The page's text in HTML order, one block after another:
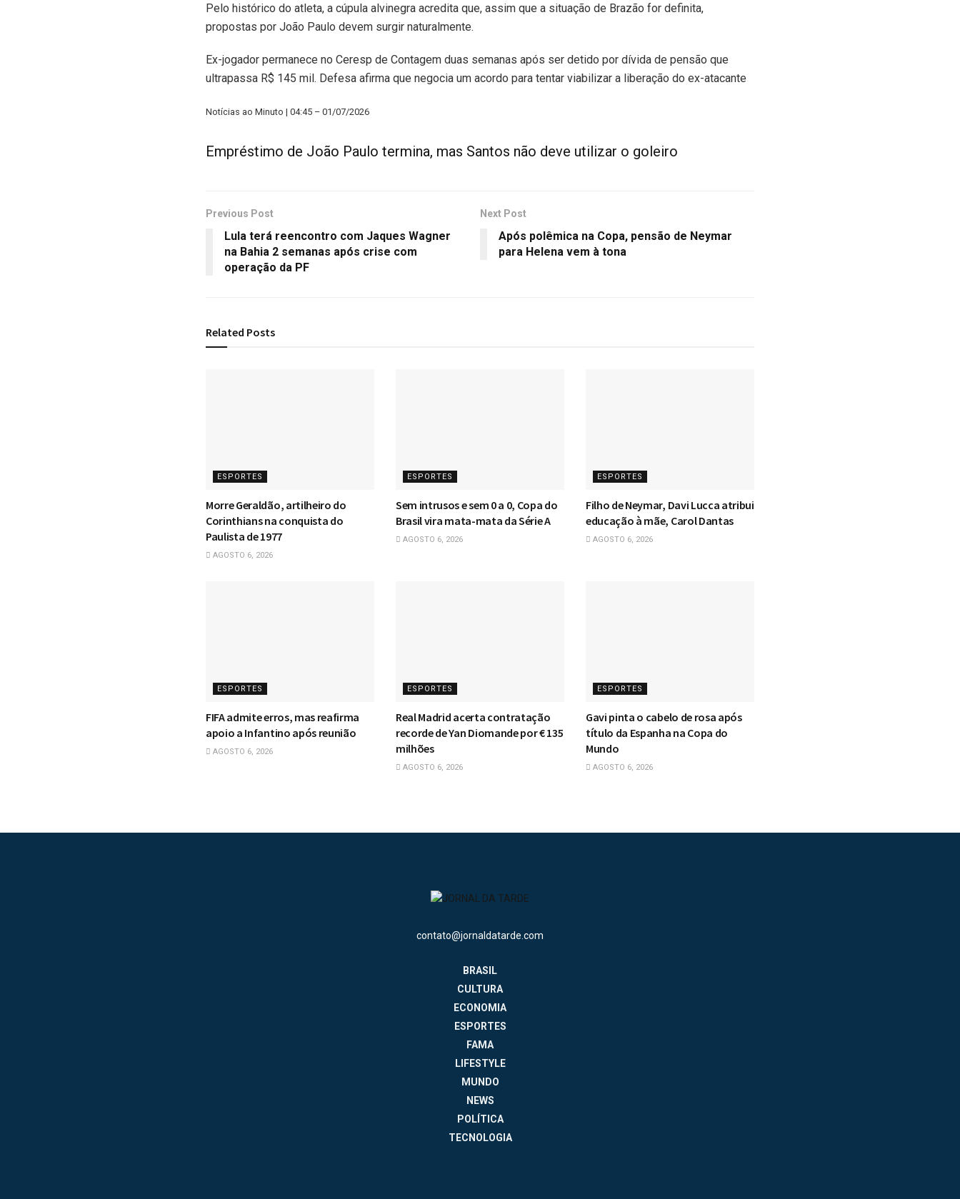
Pelo histórico do atleta, a cúpula alvinegra acredita que, assim que a situação de Brazão for definita,
propostas por João Paulo devem surgir naturalmente.
Ex-jogador permanece no Ceresp de Contagem duas semanas após ser detido por dívida de pensão que
ultrapassa R$ 145 mil. Defesa afirma que negocia um acordo para tentar viabilizar a liberação do ex-atacante
Notícias ao Minuto | 04:45 – 01/07/2026
Empréstimo de João Paulo termina, mas Santos não deve utilizar o goleiro
Previous Post
Lula terá reencontro com Jaques Wagner
na Bahia 2 semanas após crise com
operação da PF
Next Post
Após polêmica na Copa, pensão de Neymar
para Helena vem à tona
Related Posts
ESPORTES
Morre Geraldão, artilheiro do
Corinthians na conquista do
Paulista de 1977
AGOSTO 6, 2026
ESPORTES
Sem intrusos e sem 0 a 0, Copa do
Brasil vira mata-mata da Série A
AGOSTO 6, 2026
ESPORTES
Filho de Neymar, Davi Lucca atribui
educação à mãe, Carol Dantas
AGOSTO 6, 2026
ESPORTES
FIFA admite erros, mas reafirma
apoio a Infantino após reunião
AGOSTO 6, 2026
ESPORTES
Real Madrid acerta contratação
recorde de Yan Diomande por € 135
milhões
AGOSTO 6, 2026
ESPORTES
Gavi pinta o cabelo de rosa após
título da Espanha na Copa do
Mundo
AGOSTO 6, 2026
contato@jornaldatarde.com
BRASIL
CULTURA
ECONOMIA
ESPORTES
FAMA
LIFESTYLE
MUNDO
NEWS
POLÍTICA
TECNOLOGIA